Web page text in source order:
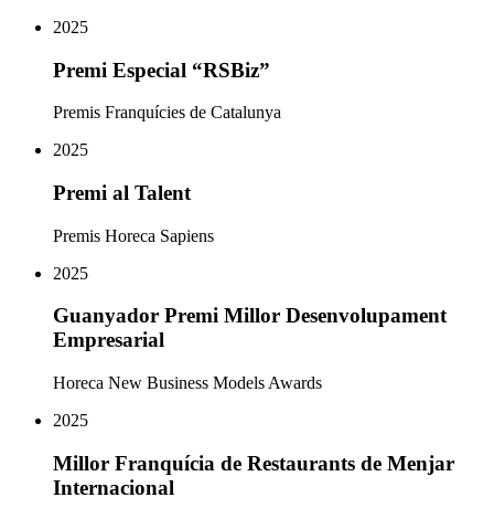
2025
Premi Especial “RSBiz”
Premis Franquícies de Catalunya
2025
Premi al Talent
Premis Horeca Sapiens
2025
Guanyador Premi Millor Desenvolupament
Empresarial
Horeca New Business Models Awards
2025
Millor Franquícia de Restaurants de Menjar
Internacional